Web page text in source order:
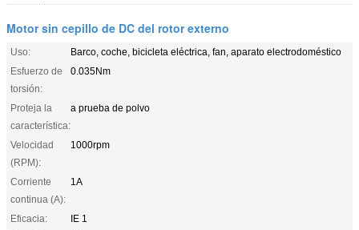
Motor sin cepillo de DC del rotor externo
Uso:
Barco, coche, bicicleta eléctrica, fan, aparato electrodoméstico
Esfuerzo de
torsión:
0.035Nm
Proteja la
característica:
a prueba de polvo
Velocidad
(RPM):
1000rpm
Corriente
continua (A):
1A
Eficacia:
IE 1